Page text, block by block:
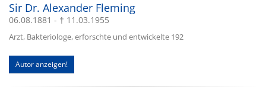
Sir Dr. Alexander Fleming
06.08.1881 - † 11.03.1955
Arzt, Bakteriologe, erforschte und entwickelte 192
Autor anzeigen!